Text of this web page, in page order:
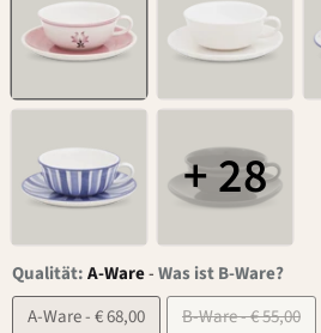
+ 28
Qualität:A-Ware-Was ist B-Ware?
A-Ware - € 68,00
B-Ware - € 55,00